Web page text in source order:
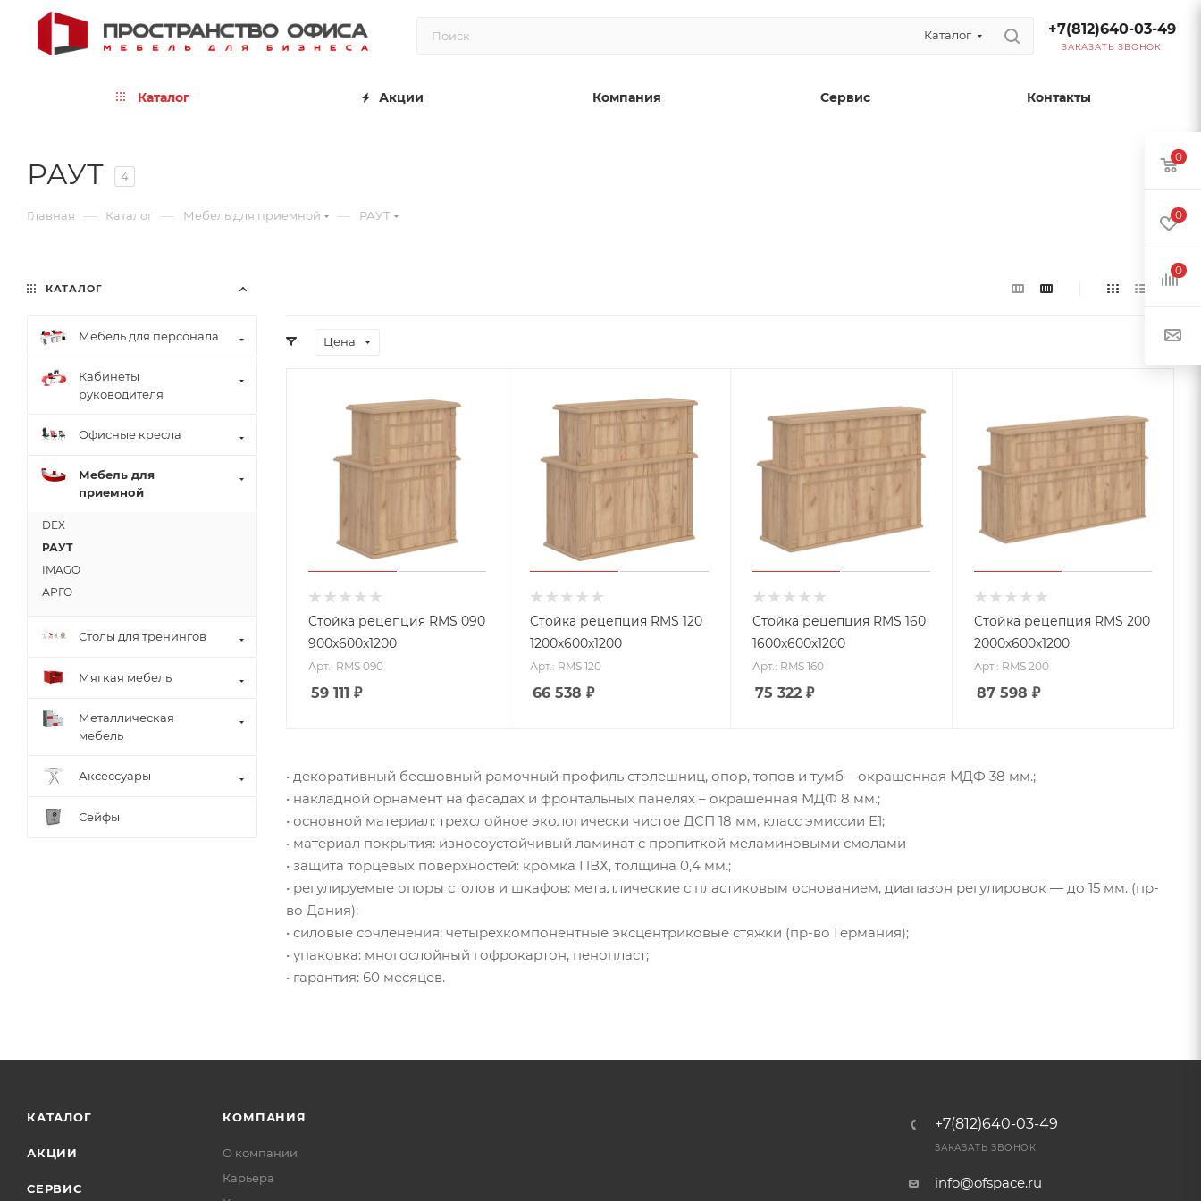
Каталог +7(812)640-03-49
ЗАКАЗАТЬ ЗВОНОК
Каталог Акции Компания Сервис Контакты
РАУТ 4
Главная — Каталог — Мебель для приемной — РАУТ
Цена
Стойка рецепция RMS 090
900х600х1200
Арт.: RMS 090
59 111 ₽
Стойка рецепция RMS 120
1200х600х1200
Арт.: RMS 120
66 538 ₽
Стойка рецепция RMS 160
1600х600х1200
Арт.: RMS 160
75 322₽
Стойка рецепция RMS 200
2000х600х1200
Арт.: RMS 200
87 598 ₽
• декоративный бесшовный рамочный профиль столешниц, опор, топов и тумб – окрашенная МДФ 38 мм.;
• накладной орнамент на фасадах и фронтальных панелях – окрашенная МДФ 8 мм.;
• основной материал: трехслойное экологически чистое ДСП 18 мм, класс эмиссии Е1;
• материал покрытия: износоустойчивый ламинат с пропиткой меламиновыми смолами
• защита торцевых поверхностей: кромка ПВХ, толщина 0,4 мм.;
• регулируемые опоры столов и шкафов: металлические с пластиковым основанием, диапазон регулировок — до 15 мм. (пр-
во Дания);
• силовые сочленения: четырехкомпонентные эксцентриковые стяжки (пр-во Германия);
• упаковка: многослойный гофрокартон, пенопласт;
• гарантия: 60 месяцев.
КАТАЛОГ
Мебель для персонала
Кабинеты
руководителя
Офисные кресла
Мебель для
приемной
DEX
РАУТ
IMAGO
АРГО
Столы для тренингов
Мягкая мебель
Металлическая
мебель
Аксессуары
Сейфы
КАТАЛОГ
АКЦИИ
СЕРВИС
КОМПАНИЯ
О компании
Карьера
+7(812)640-03-49
ЗАКАЗАТЬ ЗВОНОК
info@ofspace.ru
0
0
0